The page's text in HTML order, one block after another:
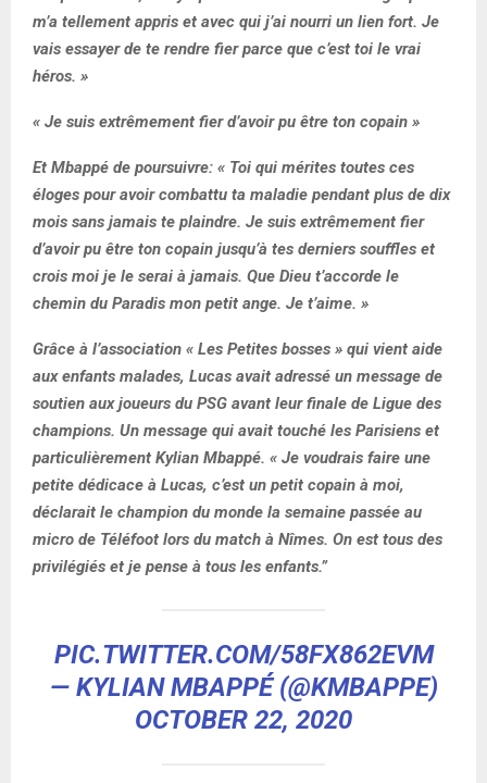
m’a tellement appris et avec qui j’ai nourri un lien fort. Je
vais essayer de te rendre fier parce que c’est toi le vrai
héros. »
« Je suis extrêmement fier d’avoir pu être ton copain »
Et Mbappé de poursuivre: « Toi qui mérites toutes ces
éloges pour avoir combattu ta maladie pendant plus de dix
mois sans jamais te plaindre. Je suis extrêmement fier
d’avoir pu être ton copain jusqu’à tes derniers souffles et
crois moi je le serai à jamais. Que Dieu t’accorde le
chemin du Paradis mon petit ange. Je t’aime. »
Grâce à l’association « Les Petites bosses » qui vient aide
aux enfants malades, Lucas avait adressé un message de
soutien aux joueurs du PSG avant leur finale de Ligue des
champions. Un message qui avait touché les Parisiens et
particulièrement Kylian Mbappé. « Je voudrais faire une
petite dédicace à Lucas, c’est un petit copain à moi,
déclarait le champion du monde la semaine passée au
micro de Téléfoot lors du match à Nîmes. On est tous des
privilégiés et je pense à tous les enfants.”
PIC.TWITTER.COM/58FX862EVM
— KYLIAN MBAPPÉ (@KMBAPPE)
OCTOBER 22, 2020